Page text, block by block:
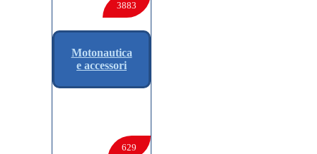
3883
Motonautica
e accessori
629